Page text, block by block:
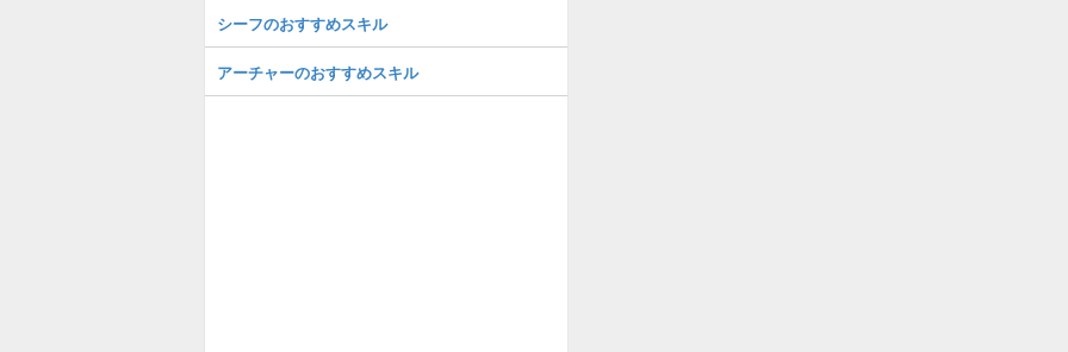
シーフのおすすめスキル
アーチャーのおすすめスキル